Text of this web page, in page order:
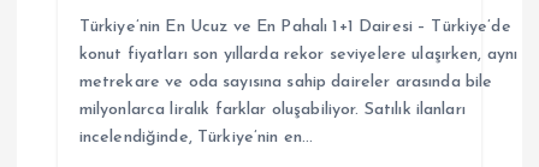
Türkiye’nin En Ucuz ve En Pahalı 1+1 Dairesi – Türkiye’de
konut fiyatları son yıllarda rekor seviyelere ulaşırken, aynı
metrekare ve oda sayısına sahip daireler arasında bile
milyonlarca liralık farklar oluşabiliyor. Satılık ilanları
incelendiğinde, Türkiye’nin en…